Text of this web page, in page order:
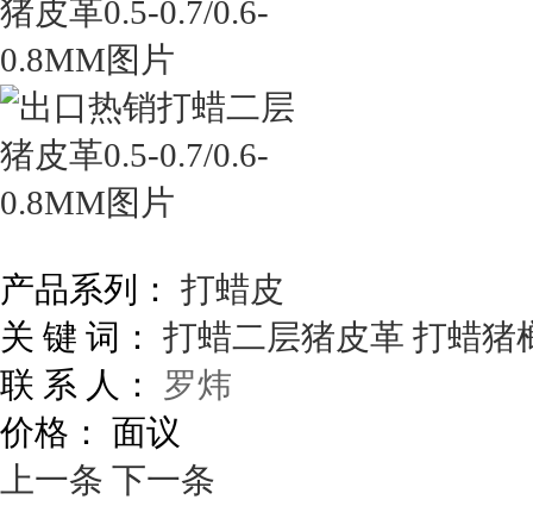
产品系列： 打蜡皮
关 键 词： 打蜡二层猪皮革 打蜡猪
联 系 人：
罗炜
价格： 面议
上一条 下一条